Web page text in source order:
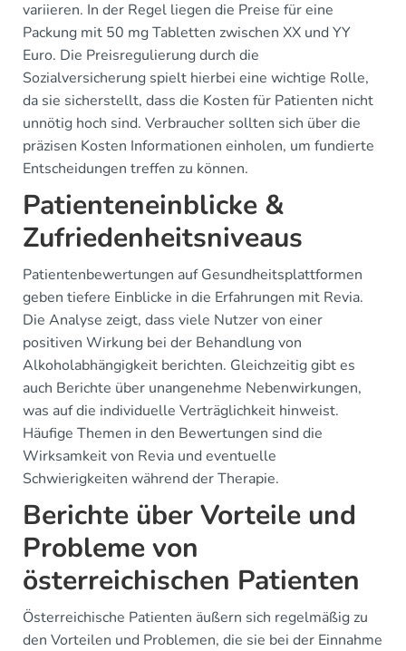
variieren. In der Regel liegen die Preise für eine
Packung mit 50 mg Tabletten zwischen XX und YY
Euro. Die Preisregulierung durch die
Sozialversicherung spielt hierbei eine wichtige Rolle,
da sie sicherstellt, dass die Kosten für Patienten nicht
unnötig hoch sind. Verbraucher sollten sich über die
präzisen Kosten Informationen einholen, um fundierte
Entscheidungen treffen zu können.
Patienteneinblicke &
Zufriedenheitsniveaus
Patientenbewertungen auf Gesundheitsplattformen
geben tiefere Einblicke in die Erfahrungen mit Revia.
Die Analyse zeigt, dass viele Nutzer von einer
positiven Wirkung bei der Behandlung von
Alkoholabhängigkeit berichten. Gleichzeitig gibt es
auch Berichte über unangenehme Nebenwirkungen,
was auf die individuelle Verträglichkeit hinweist.
Häufige Themen in den Bewertungen sind die
Wirksamkeit von Revia und eventuelle
Schwierigkeiten während der Therapie.
Berichte über Vorteile und
Probleme von
österreichischen Patienten
Österreichische Patienten äußern sich regelmäßig zu
den Vorteilen und Problemen, die sie bei der Einnahme